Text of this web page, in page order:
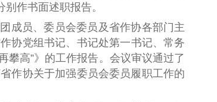
作书面述职报告。
成员、委员会委员及省作协各部门主
协党组书记、书记处第一书记、常务
攀高”》的工作报告。会议审议通过了
省作协关于加强委员会委员履职工作的